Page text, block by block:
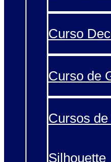
Curso
Curso de
Cursos
Silhouette